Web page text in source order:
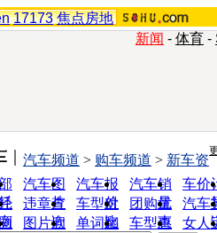
17173 焦点房地
新闻 - 体育 -
汽车图
片
汽车报
价
汽车销
量
车价
违章查
询
车型对
比
团购优
惠
汽车
图片欣
单词翻
车型查
女人
汽车频道 > 购车频道 > 新车资